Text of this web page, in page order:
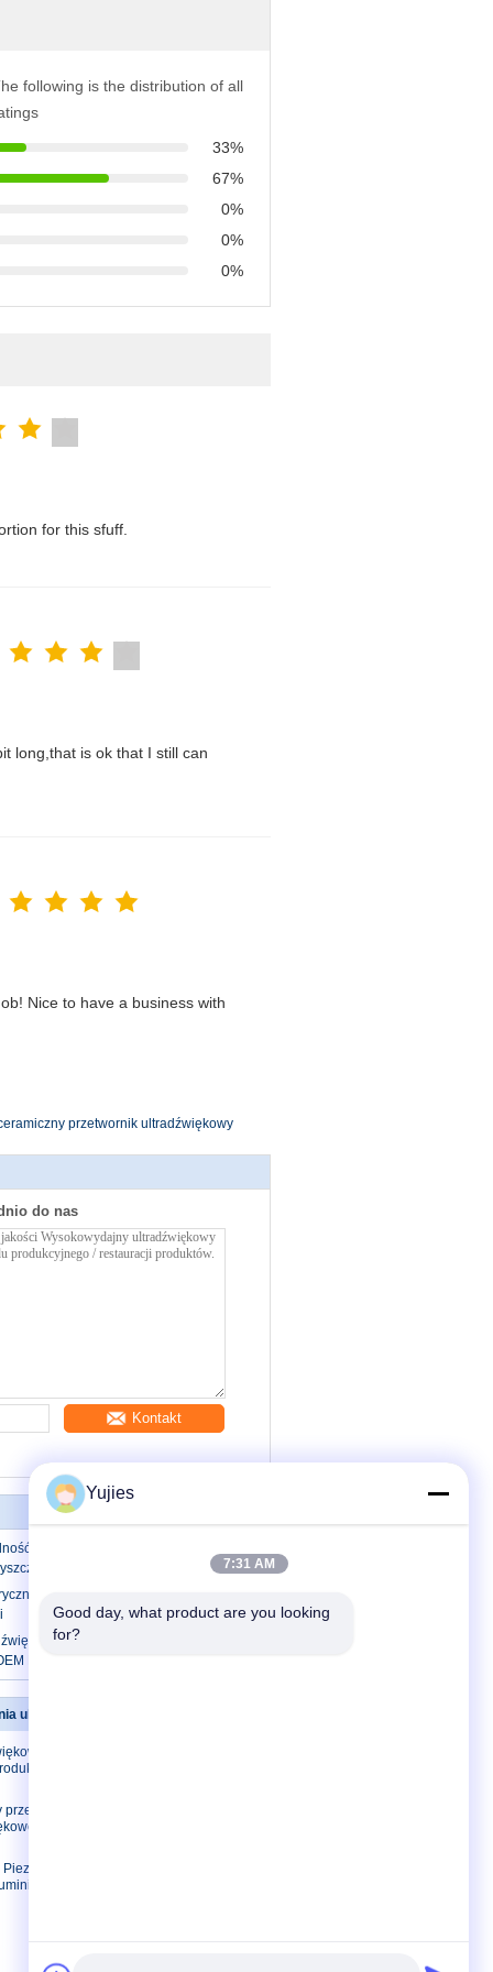
following is the distribution of all
33%
67%
0%
0%
0%
for this sfuff.
long,that is ok that I still can
Nice to have a business with
przetwornik ultradźwiękowy
do nas
Kontakt
PZT Piezoelektryczny przetwornik
ultradźwiękowego
przetwornik ultradźwiękowy o
Dia 38 mm 40 kHz Wysoka
Dostępny
ultradźwiękowego
przetwornik
/
urządzenia
Ceramic
High
Yujies
7:31 AM
Good day, what product are you looking
for?